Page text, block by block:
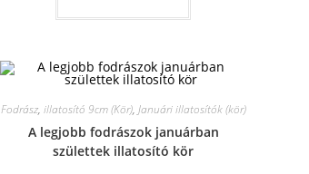
Fodrász, illatosító 9cm (Kör), Januári illatosítók (kör)
A legjobb fodrászok januárban
születtek illatosító kör